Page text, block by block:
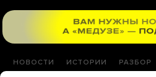
НОВОСТИ ИСТОРИИ РАЗБОР